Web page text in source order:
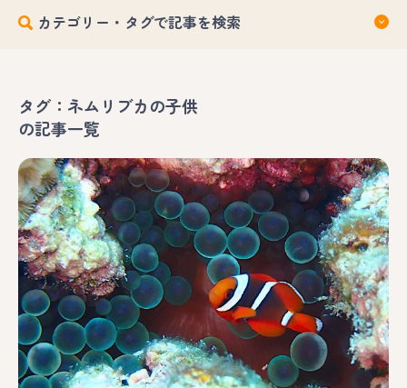
カテゴリー・タグで記事を検索
タグ：ネムリブカの子供
の記事一覧